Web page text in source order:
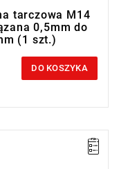
tarczowa M14
0,5mm do
(1 szt.)
DO KOSZYKA